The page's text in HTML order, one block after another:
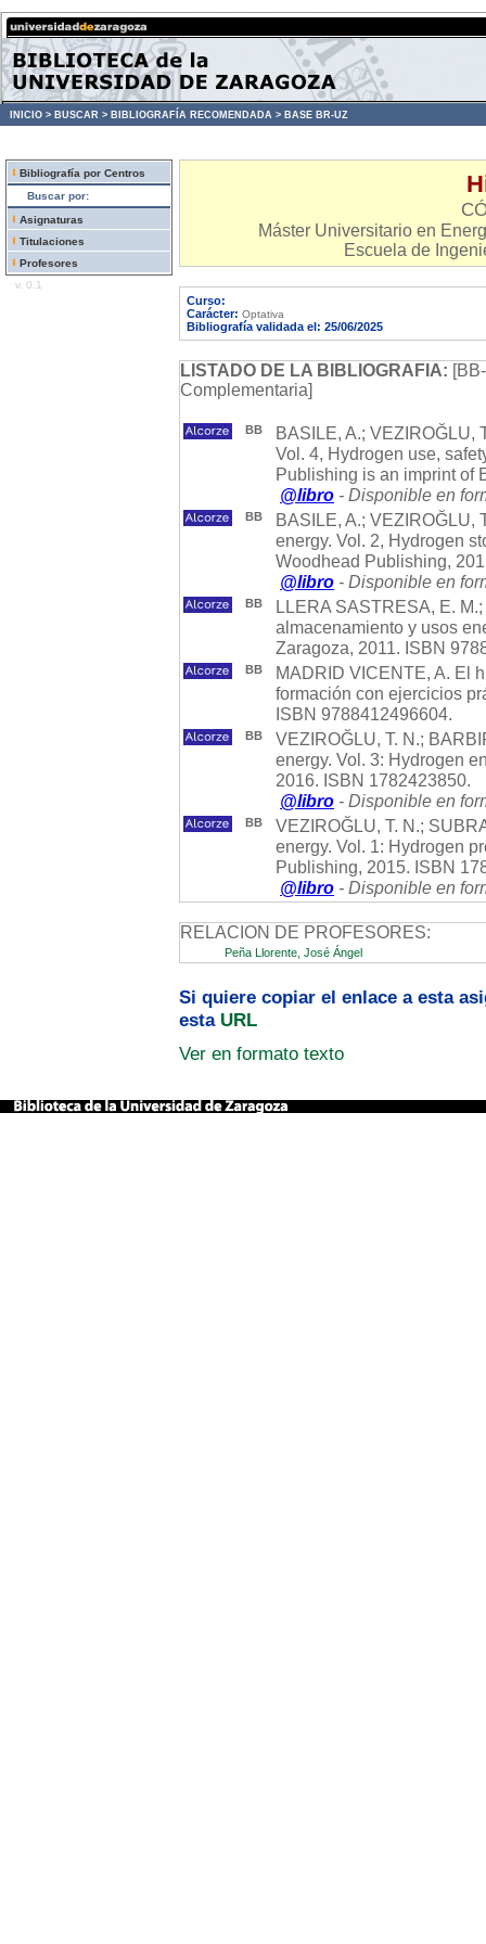
INICIO > BUSCAR > BIBLIOGRAFÍA RECOMENDADA > BASE BR-UZ
Bibliografía por Centros
Buscar por:
Asignaturas
Titulaciones
Profesores
v. 0.1
Máster Universitario en
Escuela de
Curso:
Carácter: Optativa
Bibliografía validada el: 25/06/2025
LISTADO DE LA BIBLIOGRAFIA:
Complementaria]
BB
BASILE, A.; VEZIROĞLU,
Vol. 4, Hydrogen use,
Publishing is an imprint of
@libro - Disponible en
BB
BASILE, A.; VEZIROĞLU,
energy. Vol. 2, Hydrogen
Woodhead Publishing,
@libro - Disponible en
BB
LLERA SASTRESA, E.
almacenamiento y usos
Zaragoza, 2011. ISBN
BB
MADRID VICENTE, A. El
formación con ejercicios
ISBN 9788412496604.
BB
VEZIROĞLU, T. N.;
energy. Vol. 3: Hydrogen
2016. ISBN 1782423850.
@libro - Disponible en
BB
VEZIROĞLU, T. N.;
energy. Vol. 1: Hydrogen
Publishing, 2015. ISBN
@libro - Disponible en
RELACION DE PROFESORES:
Peña Llorente, José Ángel
Si quiere copiar el enlace a esta
esta URL
Ver en formato texto